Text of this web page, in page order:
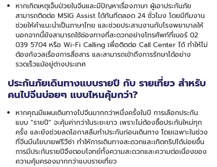
หากเกิดเหตุเจ็บป่วยในจีนและมีปัญหาเรื่องภาษา ผู้เอาประกันภัย
สามารถติดต่อ MSIG Assist ได้ทันทีตลอด 24 ชั่วโมง โดยมีทีมงาน
ช่วยให้คำแนะนำเป็นภาษาไทย และช่วยประสานงานกับโรงพยาบาลให้
นอกจากนี้ยังสามารถใช้ช่องทางที่สะดวกอย่างโทรศัพท์ที่เบอร์ 02
039 5704 หรือ Wi-Fi Calling เพื่อติดต่อ Call Center ได้ ทำให้ไม่
ต้องกังวลเรื่องการสื่อสาร และสามารถเข้าถึงการรักษาได้อย่าง
รวดเร็วแม้อยู่ต่างประเทศ
ประกันภัยเดินทางแบบรายปี กับ รายเที่ยว สำหรับ
คนไปจีนบ่อยๆ แบบไหนคุ้มกว่า?
หากคุณมีแผนเดินทางไปจีนมากกว่าหนึ่งครั้งในปี การเลือกประกัน
แบบ “รายปี” จะคุ้มค่ากว่าในระยะยาว เพราะไม่ต้องซื้อประกันใหม่ทุก
ครั้ง และยังช่วยลดโอกาสลืมทำประกันก่อนเดินทาง โดยเฉพาะในช่วง
ที่จีนมีนโยบายฟรีวีซ่า ทำให้การเดินทางสะดวกและเกิดทริปได้บ่อยขึ้น
การมีประกันรายปีจึงตอบโจทย์ทั้งความสะดวกและความต่อเนื่องของ
ความคุ้มครองมากกว่าแบบรายเที่ยว